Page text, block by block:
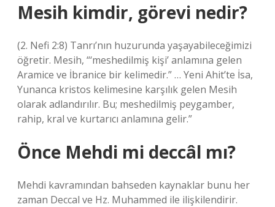
Mesih kimdir, görevi nedir?
(2. Nefi 2:8) Tanrı’nın huzurunda yaşayabileceğimizi
öğretir. Mesih, “‘meshedilmiş kişi’ anlamına gelen
Aramice ve İbranice bir kelimedir.” … Yeni Ahit’te İsa,
Yunanca kristos kelimesine karşılık gelen Mesih
olarak adlandırılır. Bu; meshedilmiş peygamber,
rahip, kral ve kurtarıcı anlamına gelir.”
Önce Mehdi mi deccâl mı?
Mehdi kavramından bahseden kaynaklar bunu her
zaman Deccal ve Hz. Muhammed ile ilişkilendirir.